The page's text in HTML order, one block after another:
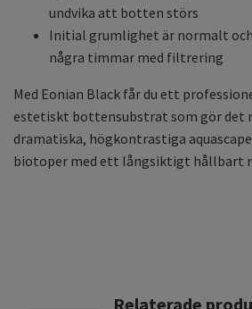
undvika att botten störs
Initial grumlighet är normalt
några timmar med filtrering
Med Eonian Black får du ett
estetiskt bottensubstrat som gör det
dramatiska, högkontrastiga
biotoper med ett långsiktigt hållbart